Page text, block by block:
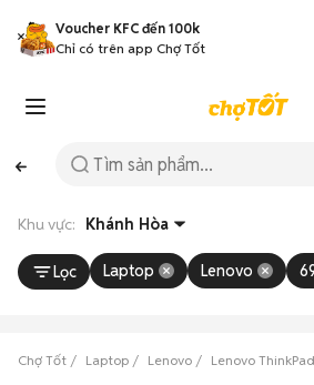
Voucher KFC đến 100k
Chỉ có trên app Chợ Tốt
Khu vực: Khánh Hòa
Lọc Laptop Lenovo
Chợ Tốt Laptop Lenovo Lenovo